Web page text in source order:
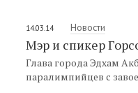
14.03.14 Новости
Мэр и спикер
Глава города Эдхам
паралимпийцев с